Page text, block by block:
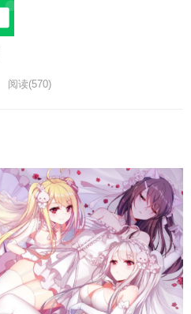
阅读(570)